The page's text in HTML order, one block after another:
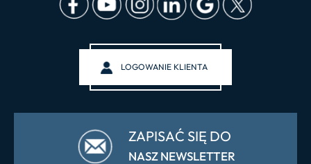
LOGOWANIE KLIENTA
ZAPISAĆ SIĘ DO
NASZ NEWSLETTER